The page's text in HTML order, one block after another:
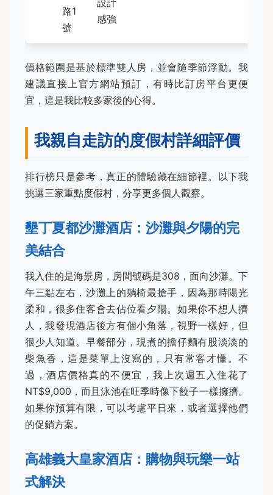
路1
號
設計
感強
價格範圍是基於標準雙人房，並會隨季節浮動。我
建議直接上官方網站預訂，有時比訂房平台更便
宜，這是我比較多家後的心得。
我親自走訪的度假村詳細評價
排行榜只是參考，真正的體驗藏在細節裡。以下我
挑選三家重點度假村，分享更多個人觀察。
墾丁夏都沙灘酒店：沙灘與夕陽的完
美結合
我入住的是海景房，房間號碼是308，面向沙灘。下
午三點左右，沙灘上的躺椅最搶手，因為那時陽光
柔和，很多住客會去佔位看夕陽。如果你不想人擠
人，我發現酒店後方有個小角落，視野一樣好，但
很少人知道。早餐部分，現煮的擔仔麵有股淡淡的
柴魚香，這是菜單上沒寫的，只有常客才懂。不
過，酒店價格真的不便宜，我上次週五入住花了
NT$9,000，而且泳池在旺季時像下餃子一樣擁擠。
如果你預算有限，可以考慮平日來，或者選擇他們
的促銷方案。
高雄義大皇家酒店：購物與玩樂一站
式解決